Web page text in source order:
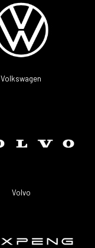
Volkswagen
Volvo